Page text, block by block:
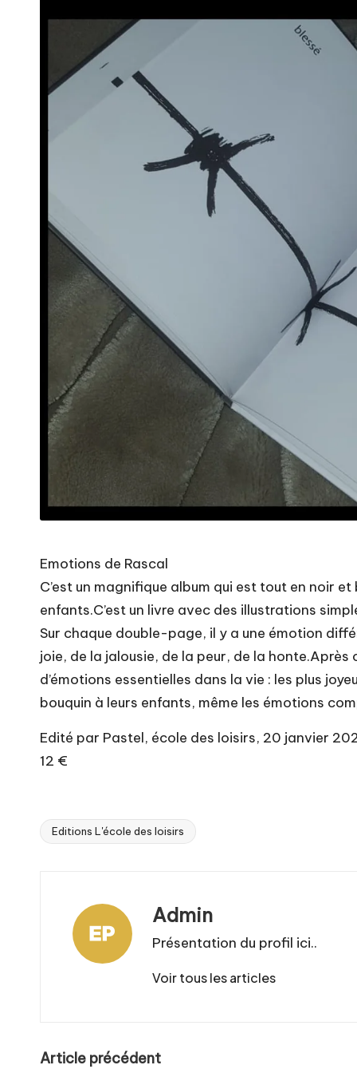
Emotions de Rascal
C’est un magnifique album qui est tout en noir
enfants.C’est un livre avec des illustrations
Sur chaque double-page, il y a une émotion
joie, de la jalousie, de la peur, de la
d’émotions essentielles dans la vie : les plus
bouquin à leurs enfants, même les émotions
Edité par Pastel, école des loisirs, 20 janvier
12 €
Tags:
Editions L'école des loisirs
Admin
Présentation du profil ici..
Voir tous les articles
Post
Article précédent